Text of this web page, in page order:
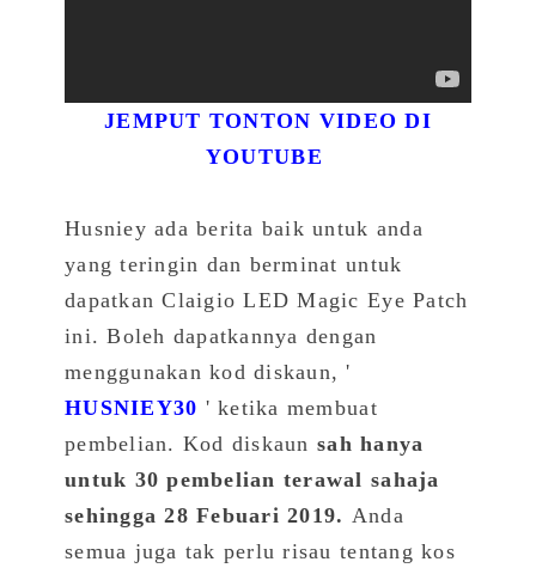
JEMPUT TONTON VIDEO DI
YOUTUBE
Husniey ada berita baik untuk anda
yang teringin dan berminat untuk
dapatkan Claigio LED Magic Eye Patch
ini. Boleh dapatkannya dengan
menggunakan kod diskaun, '
HUSNIEY30 ' ketika membuat
pembelian. Kod diskaun sah hanya
untuk 30 pembelian terawal sahaja
sehingga 28 Febuari 2019. Anda
semua juga tak perlu risau tentang kos